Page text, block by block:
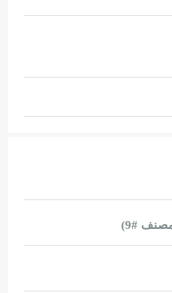
#
9
)